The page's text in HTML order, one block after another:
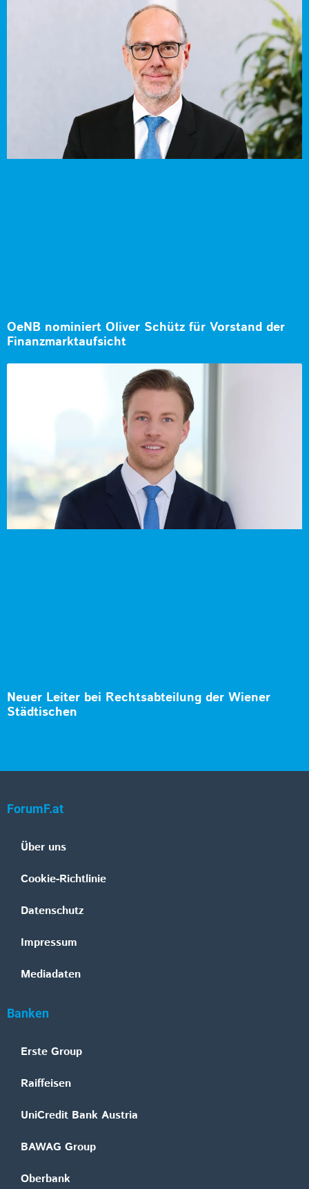
OeNB nominiert Oliver Schütz für Vorstand der
Finanzmarktaufsicht
Neuer Leiter bei Rechtsabteilung der Wiener
Städtischen
ForumF.at
Über uns
Cookie-Richtlinie
Datenschutz
Impressum
Mediadaten
Banken
Erste Group
Raiffeisen
UniCredit Bank Austria
BAWAG Group
Oberbank